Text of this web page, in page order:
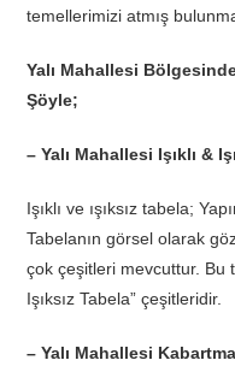
temellerimizi atmış
Yalı Mahallesi
Şöyle;
– Yalı Mahallesi Işıklı &
Işıklı ve ışıksız tabela;
Tabelanın görsel olarak
çok çeşitleri mevcuttur. Bu
Işıksız Tabela” çeşitleridir.
– Yalı Mahallesi